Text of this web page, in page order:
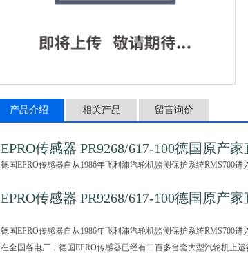
产品介绍 相关产品 留言询价
EPRO传感器 PR9268/617-100德国原产
德国EPRO传感器自从1986年飞利浦汽轮机监测保护系统RMS700
EPRO传感器 PR9268/617-100德国原产
德国EPRO传感器自从1986年飞利浦汽轮机监测保护系统RMS700
在全国各电厂，德国EPRO传感器已经有二百多台套大型汽轮机上